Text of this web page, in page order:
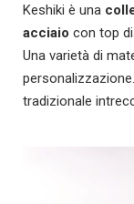
Keshiki è una
acciaio con top
Una varietà di
tradizionale